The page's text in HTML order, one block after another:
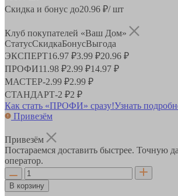
Скидка и бонус до20.96 ₽/ шт
Клуб покупателей «Ваш Дом»
СтатусСкидкаБонусВыгода
ЭКСПЕРТ16.97 ₽3.99 ₽20.96 ₽
ПРОФИ11.98 ₽2.99 ₽14.97 ₽
МАСТЕР-2.99 ₽2.99 ₽
СТАНДАРТ-2 ₽2 ₽
Как стать «ПРОФИ» сразу!Узнать
Привезём
Привезём
Постараемся доставить быстрее. Точную
оператор.
В корзину